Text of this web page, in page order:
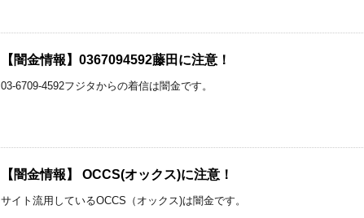
【闇金情報】0367094592藤田に注意！
03-6709-4592フジタからの着信は闇金です。
【闇金情報】 OCCS(オックス)に注意！
サイト流用しているOCCS（オックス)は闇金です。